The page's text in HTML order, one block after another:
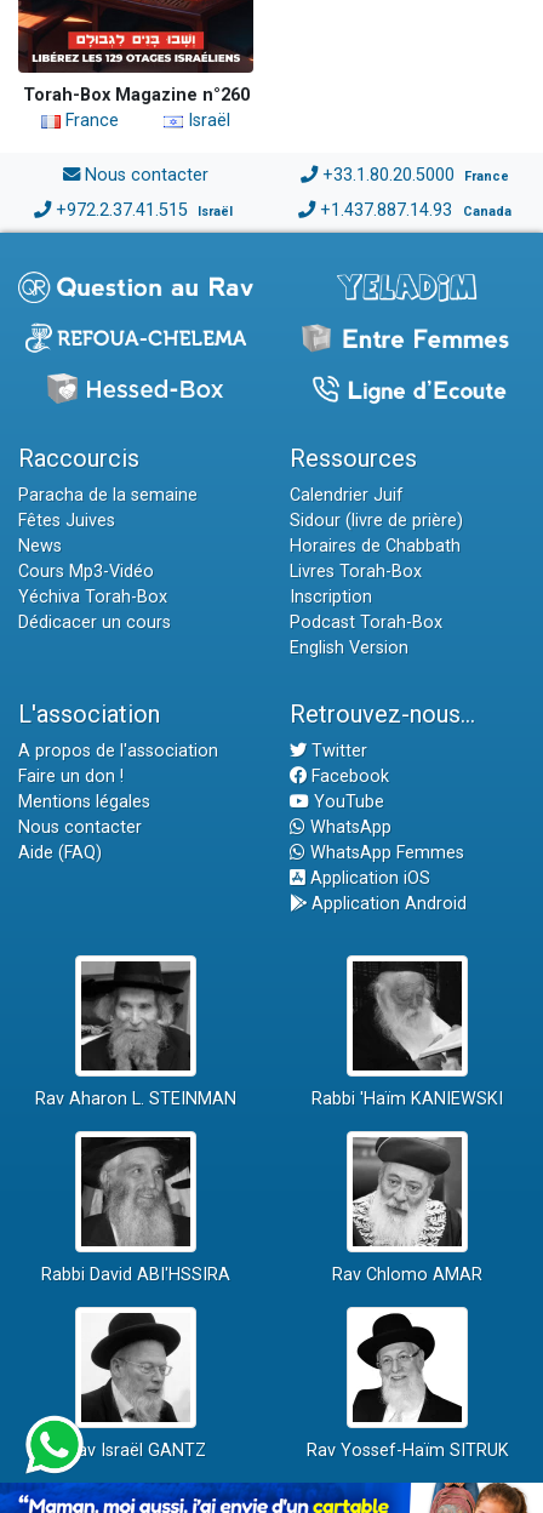
Torah-Box Magazine n°260
France
Israël
Nous contacter +33.1.80.20.5000 France
+972.2.37.41.515 Israël +1.437.887.14.93 Canada
Raccourcis
Paracha de la semaine
Fêtes Juives
News
Cours Mp3-Vidéo
Yéchiva Torah-Box
Dédicacer un cours
Ressources
Calendrier Juif
Sidour (livre de prière)
Horaires de Chabbath
Livres Torah-Box
Inscription
Podcast Torah-Box
English Version
L'association
A propos de l'association
Faire un don !
Mentions légales
Nous contacter
Aide (FAQ)
Retrouvez-nous...
Twitter
Facebook
YouTube
WhatsApp
WhatsApp Femmes
Application iOS
Application Android
Rav Aharon L. STEINMAN Rabbi 'Haïm KANIEWSKI
Rabbi David ABI'HSSIRA Rav Chlomo AMAR
Rav Israël GANTZ Rav Yossef-Haïm SITRUK